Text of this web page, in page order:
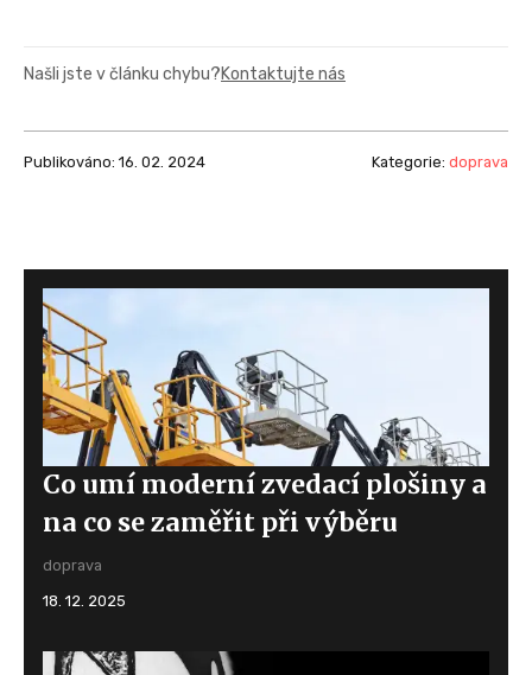
Našli jste v článku chybu?Kontaktujte nás
Publikováno: 16. 02. 2024 Kategorie: doprava
Co umí moderní zvedací plošiny a
na co se zaměřit při výběru
doprava
18. 12. 2025